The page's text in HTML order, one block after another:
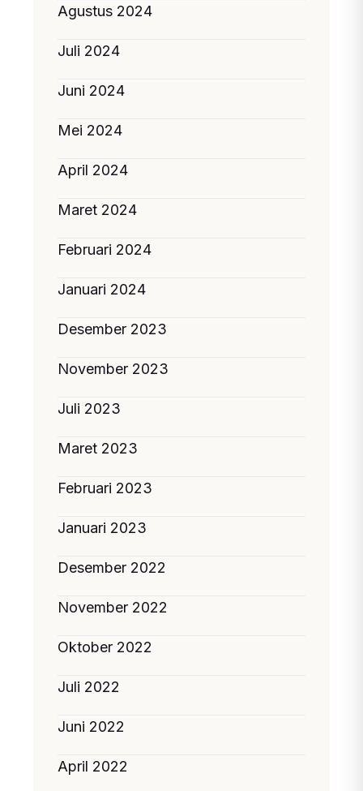
Agustus 2024
Juli 2024
Juni 2024
Mei 2024
April 2024
Maret 2024
Februari 2024
Januari 2024
Desember 2023
November 2023
Juli 2023
Maret 2023
Februari 2023
Januari 2023
Desember 2022
November 2022
Oktober 2022
Juli 2022
Juni 2022
April 2022